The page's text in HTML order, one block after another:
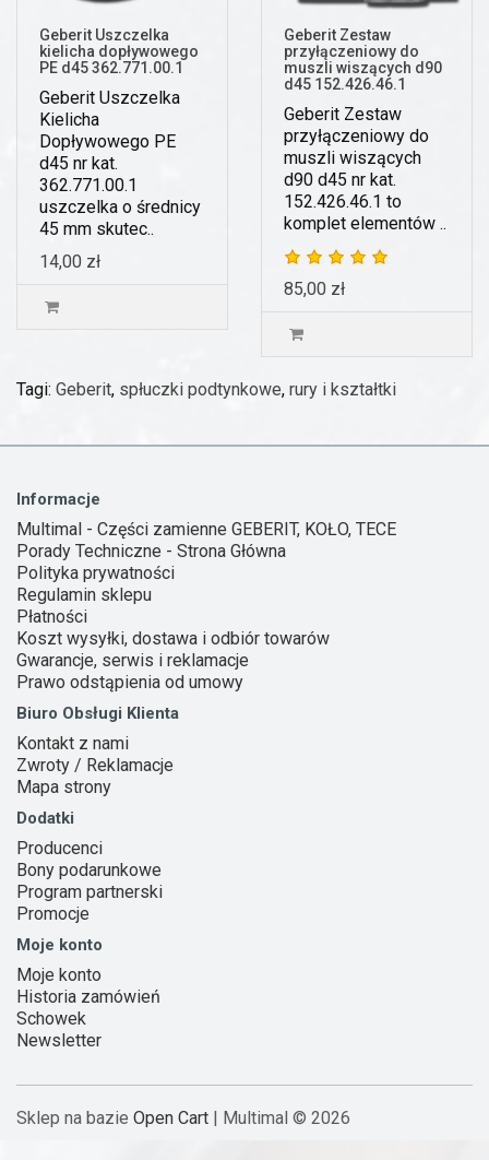
Geberit Uszczelka
kielicha dopływowego
PE d45 362.771.00.1
Geberit Uszczelka
Kielicha
Dopływowego PE
d45 nr kat.
362.771.00.1
uszczelka o średnicy
45 mm skutec..
14,00 zł
Geberit Zestaw
przyłączeniowy do
muszli wiszących d90
d45 152.426.46.1
Geberit Zestaw
przyłączeniowy do
muszli wiszących
d90 d45 nr kat.
152.426.46.1 to
komplet elementów ..
85,00 zł
Tagi: Geberit, spłuczki podtynkowe, rury i kształtki
Informacje
Multimal - Części zamienne GEBERIT, KOŁO, TECE
Porady Techniczne - Strona Główna
Polityka prywatności
Regulamin sklepu
Płatności
Koszt wysyłki, dostawa i odbiór towarów
Gwarancje, serwis i reklamacje
Prawo odstąpienia od umowy
Biuro Obsługi Klienta
Kontakt z nami
Zwroty / Reklamacje
Mapa strony
Dodatki
Producenci
Bony podarunkowe
Program partnerski
Promocje
Moje konto
Moje konto
Historia zamówień
Schowek
Newsletter
Sklep na bazie Open Cart | Multimal © 2026